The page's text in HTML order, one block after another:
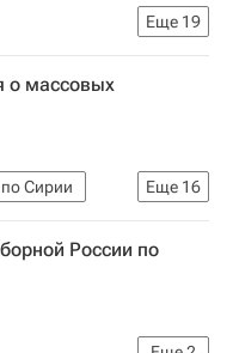
Еще 19
Приостановка переговоров по евроинтеграции Украины
Киев
регион
(политик)
о массовых
Еще 16
Сирии
Катар
Азия России по